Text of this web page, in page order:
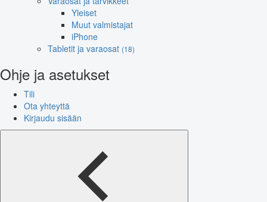
Yleiset
Muut valmistajat
iPhone
Tabletit ja varaosat (18)
Ohje ja asetukset
Tili
Ota yhteyttä
Kirjaudu sisään